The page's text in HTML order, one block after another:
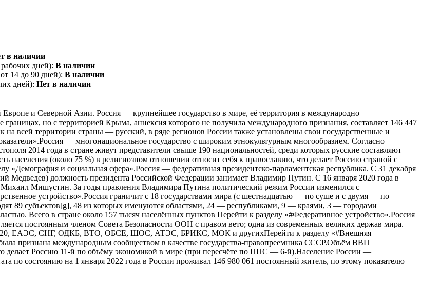
в наличии
дней): В наличии
14 до 90 дней): В наличии
дней): Нет в наличии
и Северной Азии. Россия — крупнейшее государство в мире, её территория в международно
но с территорией Крыма, аннексия которого не получила международного признания, составляет 146 447
всей территории страны — русский, в ряде регионов России также установлены свои государственные и
— многонациональное государство с широким этнокультурным многообразием. Согласно
2014 года в стране живут представители свыше 190 национальностей, среди которых русские составляют
населения (около 75 %) в религиозном отношении относит себя к православию, что делает Россию страной с
и социальная сфера».Россия — федеративная президентско-парламентская республика. С 31 декабря
Медведев) должность президента Российской Федерации занимает Владимир Путин. C 16 января 2020 года в
Михаил Мишустин. За годы правления Владимира Путина политический режим России изменился с
устройство».Россия граничит с 18 государствами мира (с шестнадцатью — по суше и с двумя — по
89 субъектов[g], 48 из которых именуются областями, 24 — республиками, 9 — краями, 3 — городами
Всего в стране около 157 тысяч населённых пунктов Перейти к разделу «#Федеративное устройство».Россия
постоянным членом Совета Безопасности ООН с правом вето; одна из современных великих держав мира.
G20, ЕАЭС, СНГ, ОДКБ, ВТО, ОБСЕ, ШОС, АТЭС, БРИКС, МОК и другихПерейти к разделу «#Внешняя
признана международным сообществом в качестве государства-правопреемника СССР.Объём ВВП
делает Россию 11-й по объёму экономикой в мире (при пересчёте по ППС — 6-й).Население России —
по состоянию на 1 января 2022 года в России проживал 146 980 061 постоянный житель, по этому показателю